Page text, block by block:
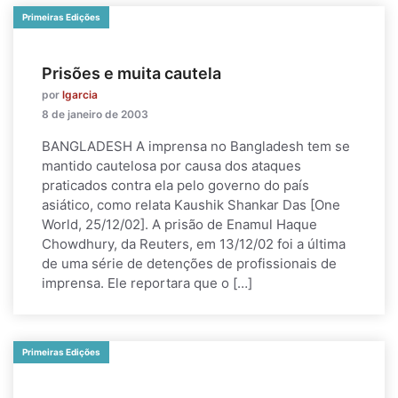
Primeiras Edições
Prisões e muita cautela
por lgarcia
8 de janeiro de 2003
BANGLADESH A imprensa no Bangladesh tem se
mantido cautelosa por causa dos ataques
praticados contra ela pelo governo do país
asiático, como relata Kaushik Shankar Das [One
World, 25/12/02]. A prisão de Enamul Haque
Chowdhury, da Reuters, em 13/12/02 foi a última
de uma série de detenções de profissionais de
imprensa. Ele reportara que o […]
Primeiras Edições